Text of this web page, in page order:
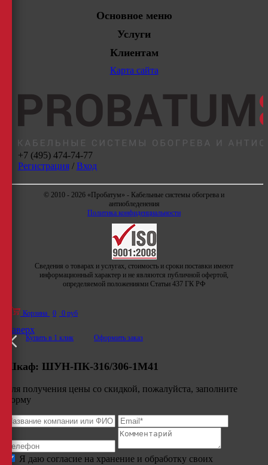
Основное меню
Услуги
Клиентам
Карта сайта
+7 (495) 474-74-77
Регистрация/ Вход
© 2010 - 2026 «Пробатум» - Кабельные системы обогрева и
антиобледенения
Политика конфиденциальности
Сведения о товарах и услугах, стоимость и сроки поставки имеют
информационный характер и не являются публичной офертой,
определяемой положениями Статьи 437 ГК РФ
Корзина 0 0 руб
Купить в 1 клик Оформить заказ
Наверх
Шкаф: ШУН-ПК-316/306-1М41
Для получения цены со скидкой, пожалуйста, заполните
форму
Я даю согласие на хранение и обработку своих